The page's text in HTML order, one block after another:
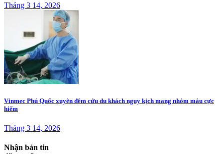
Tháng 3 14, 2026
Vinmec Phú Quốc xuyên đêm cứu du khách nguy kịch mang nhóm máu cực
hiếm
Tháng 3 14, 2026
Nhận bản tin